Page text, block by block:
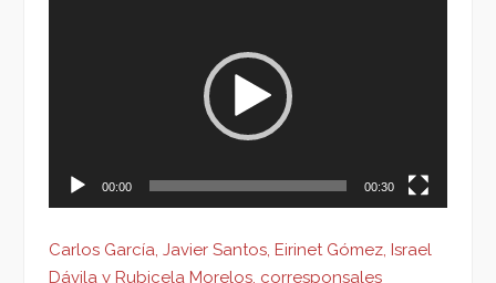
00:00 00:30
Carlos García, Javier Santos, Eirinet Gómez, Israel
Dávila y Rubicela Morelos, corresponsales